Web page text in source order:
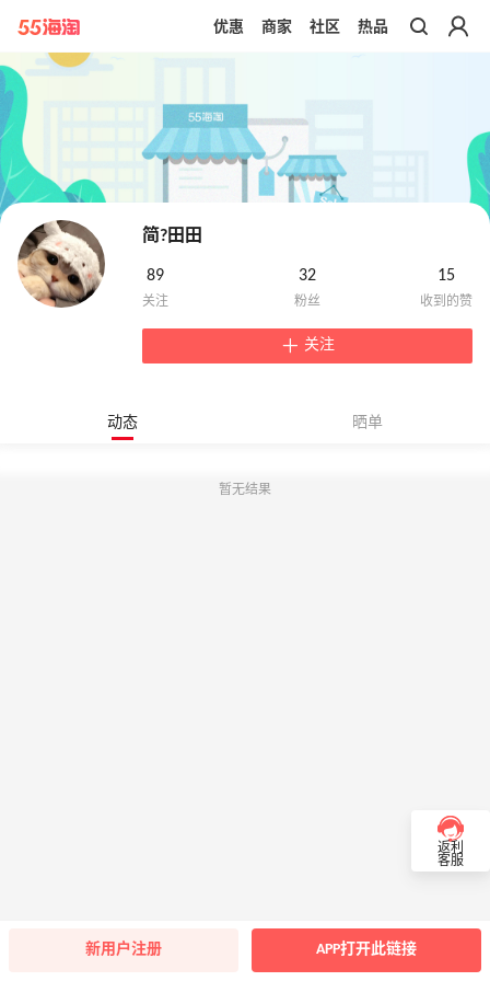
带你去官网买正品
优惠 商家 社区 热品
简?田田
89 32 15
关注
动态 晒单
暂无结果
返利
客服
新用户注册 APP打开此链接